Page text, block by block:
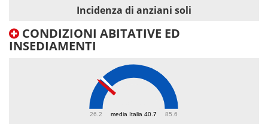
Incidenza di anziani soli
CONDIZIONI ABITATIVE ED
INSEDIAMENTI
media Italia 40.7
26.2 85.6